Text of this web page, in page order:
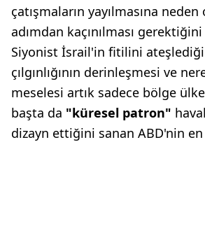
çatışmaların yayılmasına
adımdan kaçınılması
Siyonist İsrail'in fitilini ateşlediği
çılgınlığının derinleşmesi ve
meselesi artık sadece bölge
başta da "küresel patron"
dizayn ettiğini sanan ABD'nin